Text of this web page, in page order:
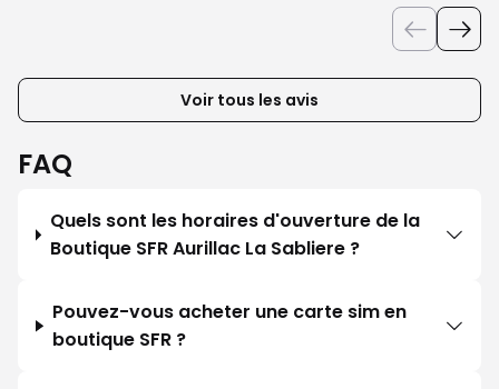
Voir tous les avis
FAQ
Quels sont les horaires d'ouverture de la
Boutique SFR Aurillac La Sabliere ?
Pouvez-vous acheter une carte sim en
boutique SFR ?